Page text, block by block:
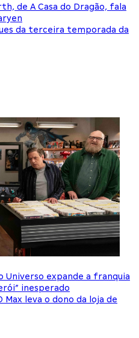
de A Casa do Dragão, fala
da terceira temporada da
Universo expande a franquia
inesperado
leva o dono da loja de